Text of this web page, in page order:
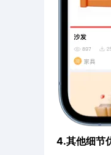
4.其他细节